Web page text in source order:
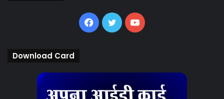
Facebook
TwitterYouTube
Download Card